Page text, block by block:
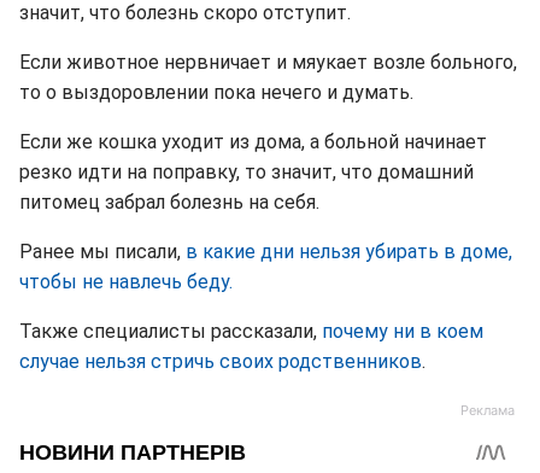
значит, что болезнь скоро отступит.
Если животное нервничает и мяукает возле больного,
то о выздоровлении пока нечего и думать.
Если же кошка уходит из дома, а больной начинает
резко идти на поправку, то значит, что домашний
питомец забрал болезнь на себя.
Ранее мы писали, в какие дни нельзя убирать в доме,
чтобы не навлечь беду.
Также специалисты рассказали, почему ни в коем
случае нельзя стричь своих родственников.